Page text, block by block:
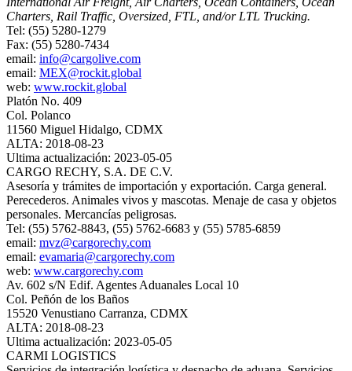
Charters, Rail Traffic, Oversized, FTL, and/or LTL Trucking.
Tel: (55) 5280-1279
Fax: (55) 5280-7434
email: info@cargolive.com
email: MEX@rockit.global
web: www.rockit.global
Platón No. 409
Col. Polanco
11560 Miguel Hidalgo, CDMX
ALTA: 2018-08-23
Ultima actualización: 2023-05-05
CARGO RECHY, S.A. DE C.V.
Asesoría y trámites de importación y exportación. Carga general.
Perecederos. Animales vivos y mascotas. Menaje de casa y objetos
personales. Mercancías peligrosas.
Tel: (55) 5762-8843, (55) 5762-6683 y (55) 5785-6859
email: mvz@cargorechy.com
email: evamaria@cargorechy.com
web: www.cargorechy.com
Av. 602 s/N Edif. Agentes Aduanales Local 10
Col. Peñón de los Baños
15520 Venustiano Carranza, CDMX
ALTA: 2018-08-23
Ultima actualización: 2023-05-05
CARMI LOGISTICS